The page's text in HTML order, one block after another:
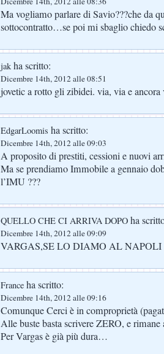
Ma vogliamo parlare di Savio???che da
sottocontratto…se poi mi sbaglio chiedo
jak ha scritto:
Dicembre 14th, 2012 alle 08:51
jovetic a rotto gli zibidei. via, via e ancora
EdgarLoomis ha scritto:
Dicembre 14th, 2012 alle 09:03
A proposito di prestiti, cessioni e nuovi
Ma se prendiamo Immobile a gennaio
l’IMU ???
QUELLO CHE CI ARRIVA DOPO ha
Dicembre 14th, 2012 alle 09:09
VARGAS,SE LO DIAMO AL
France ha scritto:
Dicembre 14th, 2012 alle 09:16
Comunque Cerci è in comproprietà
Alle buste basta scrivere ZERO, e
Per Vargas è già più dura…